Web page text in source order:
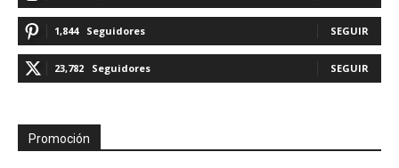
1,844 Seguidores SEGUIR
23,782 Seguidores SEGUIR
Promoción